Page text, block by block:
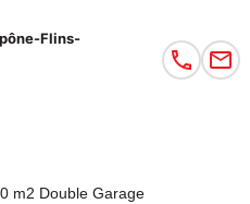
Flins-
m2 Double Garage